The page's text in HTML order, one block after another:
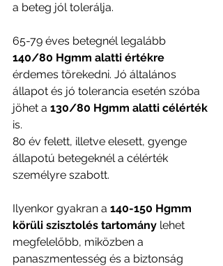
a beteg jól tolerálja.
65-79 éves betegnél legalább
140/80 Hgmm alatti értékre
érdemes törekedni. Jó általános
állapot és jó tolerancia esetén szóba
jöhet a 130/80 Hgmm alatti célérték
is.
80 év felett, illetve elesett, gyenge
állapotú betegeknél a célérték
személyre szabott.
Ilyenkor gyakran a 140-150 Hgmm
körüli szisztolés tartomány lehet
megfelelőbb, miközben a
panaszmentesség és a biztonság